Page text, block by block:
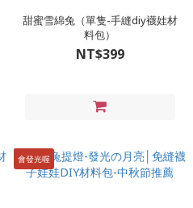
甜蜜雪綿兔（單隻-手縫diy襪娃材
料包）
NT$399
會發光喔